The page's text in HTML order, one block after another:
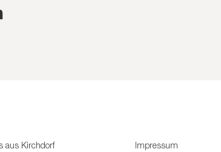
aus Kirchdorf
Impressum